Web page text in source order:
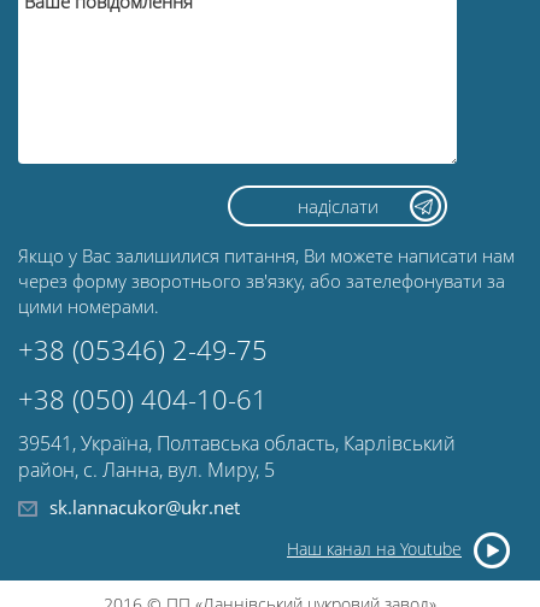
Якщо у Вас залишилися питання, Ви можете написати нам
через форму зворотнього зв'язку, або зателефонувати за
цими номерами.
+38 (05346) 2-49-75
+38 (050) 404-10-61
39541, Україна, Полтавська область, Карлівський
район, с. Ланна, вул. Миру, 5
sk.lannacukor@ukr.net
Наш канал на Youtube